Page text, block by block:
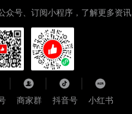
众号、订阅小程序，了解更多资讯
商家群 抖音号 小红书